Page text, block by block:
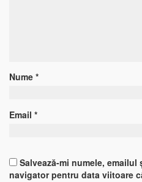
Nume *
Email *
Salvează-mi numele,
navigator pentru data viitoare